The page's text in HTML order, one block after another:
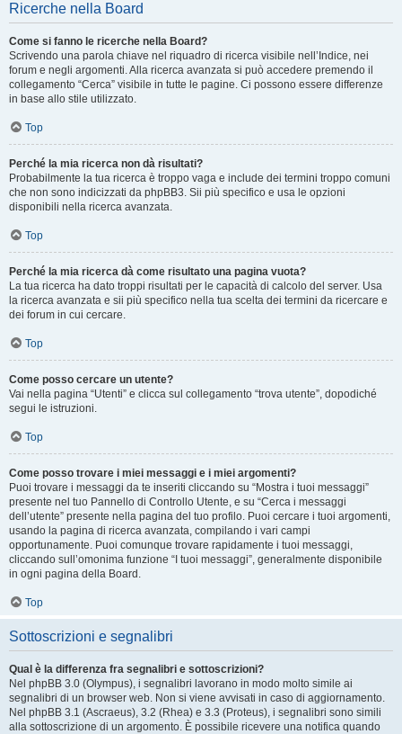
Ricerche nella Board
Come si fanno le ricerche nella Board?
Scrivendo una parola chiave nel riquadro di ricerca visibile nell’Indice, nei
forum e negli argomenti. Alla ricerca avanzata si può accedere premendo il
collegamento “Cerca” visibile in tutte le pagine. Ci possono essere differenze
in base allo stile utilizzato.
Top
Perché la mia ricerca non dà risultati?
Probabilmente la tua ricerca è troppo vaga e include dei termini troppo comuni
che non sono indicizzati da phpBB3. Sii più specifico e usa le opzioni
disponibili nella ricerca avanzata.
Top
Perché la mia ricerca dà come risultato una pagina vuota?
La tua ricerca ha dato troppi risultati per le capacità di calcolo del server. Usa
la ricerca avanzata e sii più specifico nella tua scelta dei termini da ricercare e
dei forum in cui cercare.
Top
Come posso cercare un utente?
Vai nella pagina “Utenti” e clicca sul collegamento “trova utente”, dopodiché
segui le istruzioni.
Top
Come posso trovare i miei messaggi e i miei argomenti?
Puoi trovare i messaggi da te inseriti cliccando su “Mostra i tuoi messaggi”
presente nel tuo Pannello di Controllo Utente, e su “Cerca i messaggi
dell’utente” presente nella pagina del tuo profilo. Puoi cercare i tuoi argomenti,
usando la pagina di ricerca avanzata, compilando i vari campi
opportunamente. Puoi comunque trovare rapidamente i tuoi messaggi,
cliccando sull’omonima funzione “I tuoi messaggi”, generalmente disponibile
in ogni pagina della Board.
Top
Sottoscrizioni e segnalibri
Qual è la differenza fra segnalibri e sottoscrizioni?
Nel phpBB 3.0 (Olympus), i segnalibri lavorano in modo molto simile ai
segnalibri di un browser web. Non si viene avvisati in caso di aggiornamento.
Nel phpBB 3.1 (Ascraeus), 3.2 (Rhea) e 3.3 (Proteus), i segnalibri sono simili
alla sottoscrizione di un argomento. È possibile ricevere una notifica quando